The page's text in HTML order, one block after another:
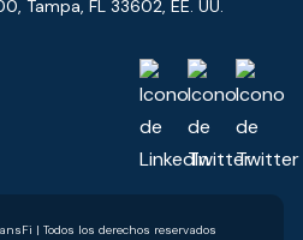
Tampa, FL 33602, EE. UU.
| Todos los derechos reservados